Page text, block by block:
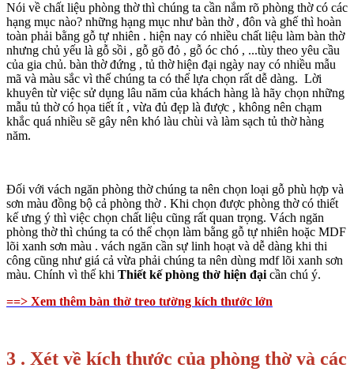
Nói về chất liệu phòng thờ thì chúng ta cần nắm rõ phòng thờ có các
hạng mục nào? những hạng mục như bàn thờ , đôn và ghế thì hoàn
toàn phải bằng gỗ tự nhiên . hiện nay có nhiều chất liệu làm bàn thờ
nhưng chủ yếu là gỗ sồi , gỗ gõ đỏ , gỗ óc chó , ...tùy theo yêu cầu
của gia chủ. bàn thờ đứng , tủ thờ hiện đại ngày nay có nhiều mẫu
mã và màu sắc vì thế chúng ta có thể lựa chọn rất dễ dàng. Lời
khuyên từ việc sử dụng lâu năm của khách hàng là hãy chọn những
mẫu tủ thờ có họa tiết ít , vừa đủ đẹp là được , không nên chạm
khắc quá nhiều sẽ gây nên khó làu chùi và làm sạch tủ thờ hàng
năm.
Đối với vách ngăn phòng thờ chúng ta nên chọn loại gỗ phù hợp và
sơn màu đồng bộ cả phòng thờ . Khi chọn được phòng thờ có thiết
kế ưng ý thì việc chọn chất liệu cũng rất quan trọng. Vách ngăn
phòng thờ thì chúng ta có thể chọn làm bằng gỗ tự nhiên hoặc MDF
lõi xanh sơn màu . vách ngăn cần sự linh hoạt và dễ dàng khi thi
công cũng như giá cả vừa phải chúng ta nên dùng mdf lõi xanh sơn
màu. Chính vì thế khi Thiết kế phòng thờ hiện đại cần chú ý.
==> Xem thêm bàn thờ treo tường kích thước lớn
3 . Xét về kích thước của phòng thờ và các